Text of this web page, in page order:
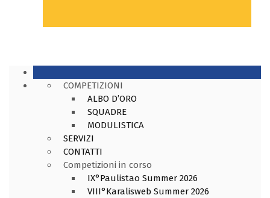
COMPETIZIONI
ALBO D’ORO
SQUADRE
MODULISTICA
SERVIZI
CONTATTI
Competizioni in corso
IX°Paulistao Summer 2026
VIII°Karalisweb Summer 2026